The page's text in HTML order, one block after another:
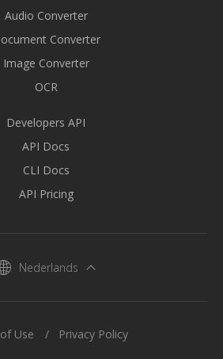
Audio Converter
Converter
Image Converter
OCR
Developers API
API Docs
CLI Docs
API Pricing
Nederlands
Use Privacy Policy